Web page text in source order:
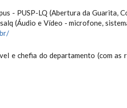
- PUSP-LQ (Abertura da Guarita,
(Áudio e Vídeo - microfone,
e chefia do departamento (com as